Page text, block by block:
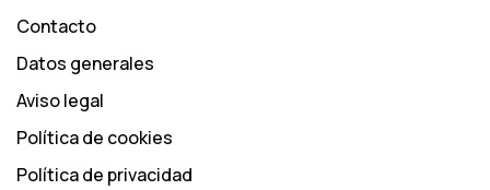
Contacto
Datos generales
Aviso legal
Política de cookies
Política de privacidad